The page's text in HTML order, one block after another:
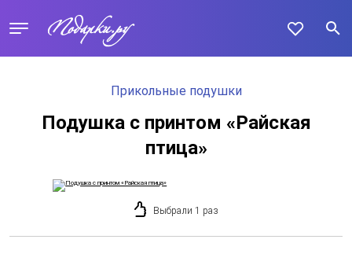
Прикольные подушки
Подушка с принтом «Райская
птица»
Выбрали 1 раз